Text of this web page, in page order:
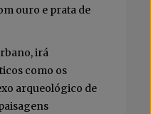
ouro e prata de
irá
como os
arqueológico de